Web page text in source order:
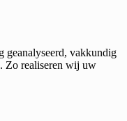
geanalyseerd, vakkundig
Zo realiseren wij uw